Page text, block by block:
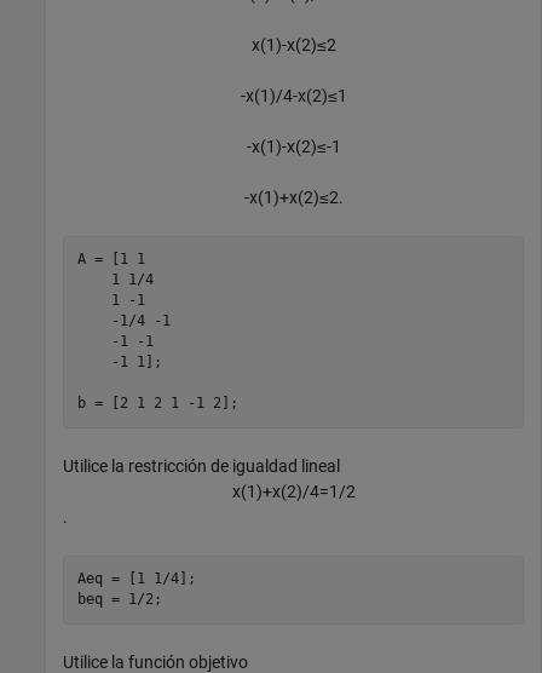
x(1)-x(2)≤2
-x(1)/4-x(2)≤1
-x(1)-x(2)≤-1
-x(1)+x(2)≤2.
A = [1 1
    1 1/4
    1 -1
    -1/4 -1
    -1 -1
    -1 1];
b = [2 1 2 1 -1 2];
Utilice la restricción de igualdad lineal
x(1)+x(2)/4=1 /2
.
Aeq = [1 1/4];
beq = 1/2;
Utilice la función objetivo